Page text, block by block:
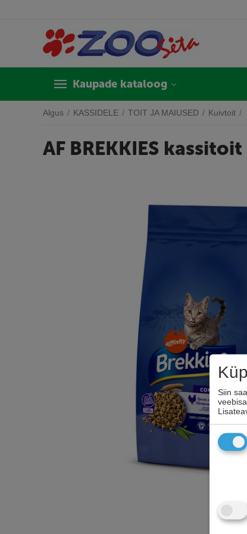
Kaupade kataloog
Algus / KASSIDELE / TOIT JA MAIUSED / Kuivtoit /
AF BREKKIES
Siin